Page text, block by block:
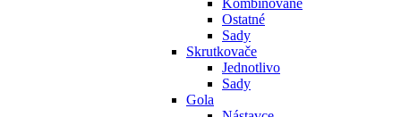
Kombinované
Ostatné
Sady
Skrutkovače
Jednotlivo
Sady
Gola